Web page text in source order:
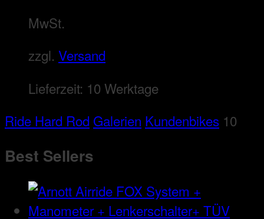
MwSt.
zzgl. Versand
Lieferzeit: 10 Werktage
Ride Hard Rod Galerien Kundenbikes 10
Best Sellers